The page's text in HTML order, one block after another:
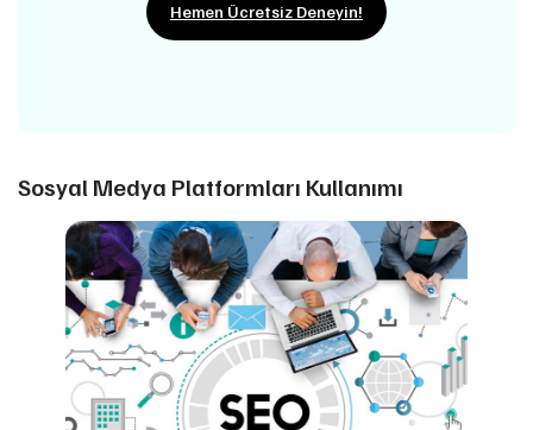
Hemen Ücretsiz Deneyin!
Sosyal Medya Platformları Kullanımı